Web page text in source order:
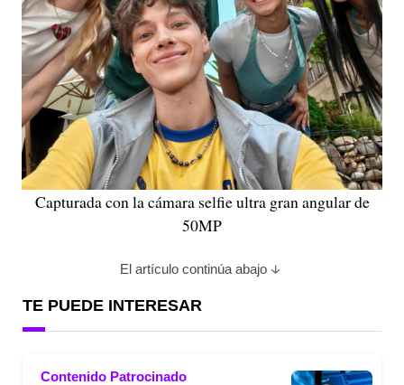
Capturada con la cámara selfie ultra gran angular de
50MP
El artículo continúa abajo
TE PUEDE INTERESAR
Contenido Patrocinado